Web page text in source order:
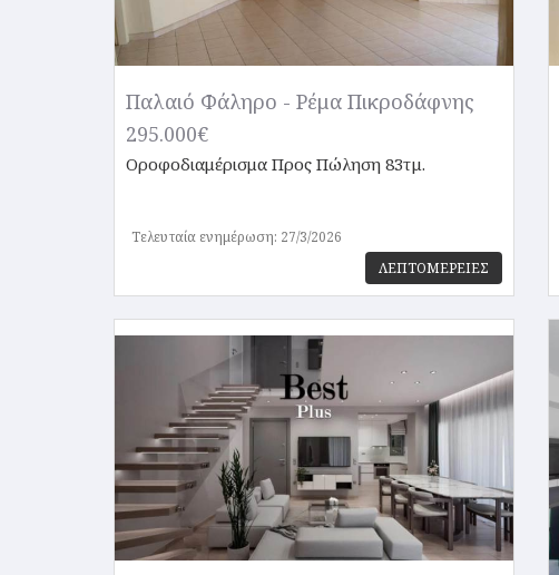
Παλαιό Φάληρο - Ρέμα Πικροδάφνης
295.000€
Οροφοδιαμέρισμα Προς Πώληση 83τμ.
Τελευταία ενημέρωση: 27/3/2026
ΛΕΠΤΟΜΕΡΕΙΕΣ